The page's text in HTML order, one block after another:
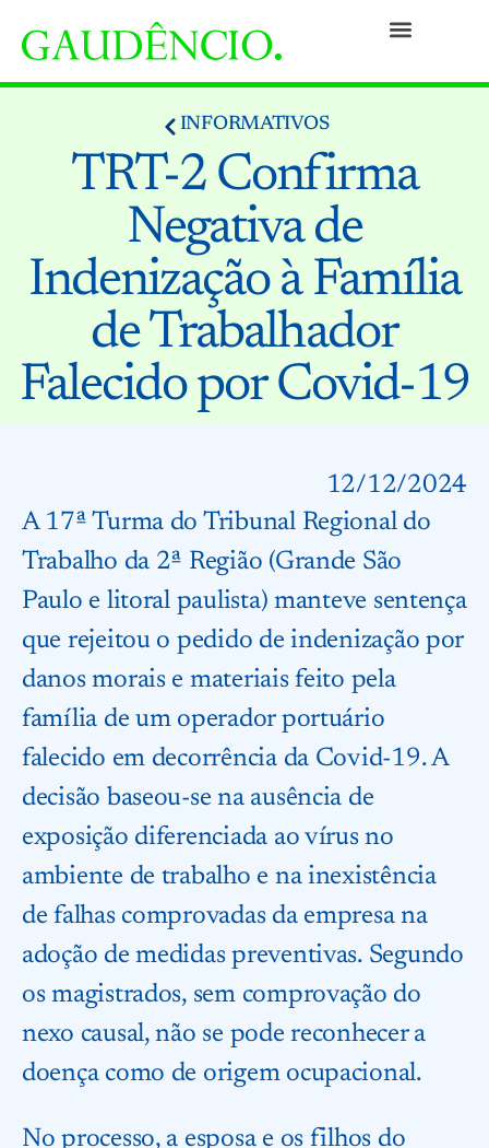
INFORMATIVOS
TRT-2 Confirma
Negativa de
Indenização à Família
de Trabalhador
Falecido por Covid-19
12/12/2024
A 17ª Turma do Tribunal Regional do
Trabalho da 2ª Região (Grande São
Paulo e litoral paulista) manteve sentença
que rejeitou o pedido de indenização por
danos morais e materiais feito pela
família de um operador portuário
falecido em decorrência da Covid-19. A
decisão baseou-se na ausência de
exposição diferenciada ao vírus no
ambiente de trabalho e na inexistência
de falhas comprovadas da empresa na
adoção de medidas preventivas. Segundo
os magistrados, sem comprovação do
nexo causal, não se pode reconhecer a
doença como de origem ocupacional.
No processo, a esposa e os filhos do